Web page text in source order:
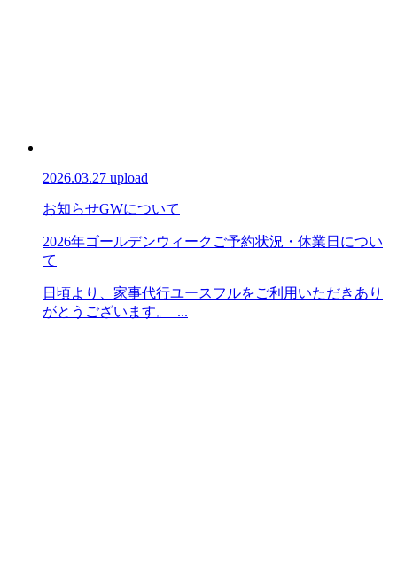
2026.03.27 upload
お知らせGWについて
2026年ゴールデンウィークご予約状況・休業日につい
て
日頃より、家事代行ユースフルをご利用いただきあり
がとうございます。 ...